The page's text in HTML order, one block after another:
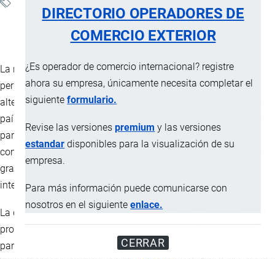
DIRECTORIO OPERADORES DE
COMERCIO EXTERIOR
¿Es operador de comercio internacional? registre
ahora su empresa, únicamente necesita completar el
siguienteformulario.
Revise las versionespremium y las versiones
estandar disponibles para la visualización de su
empresa.
Para más información puede comunicarse con
nosotros en el siguienteenlace.
CERRAR
Derecho Internacional
La relación comercial entreEcuadoryColombiaatraviesa un
periodo de ajuste tras varios meses de tensión arancelaria que
alteraron de forma significativa el flujo de bienes entre ambos
países. Aunque recientemente se ha anunciado una reducción
parcial de los aranceles, el escenario aún refleja las
consecuencias de una guerra comercial que llegó a elevar los
gravámenes hasta niveles que prácticamente paralizaron el
intercambio bilateral.
La decisión de reducir el aranceldel 100% al 75% sobre
productos colombianos marca un intento de distensión por
parte del gobierno ecuatoriano, en un contexto en el que la